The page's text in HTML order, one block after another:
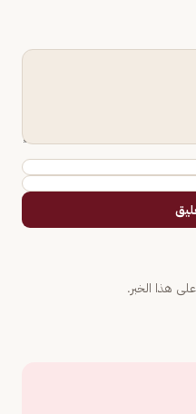
هذا الخبر.